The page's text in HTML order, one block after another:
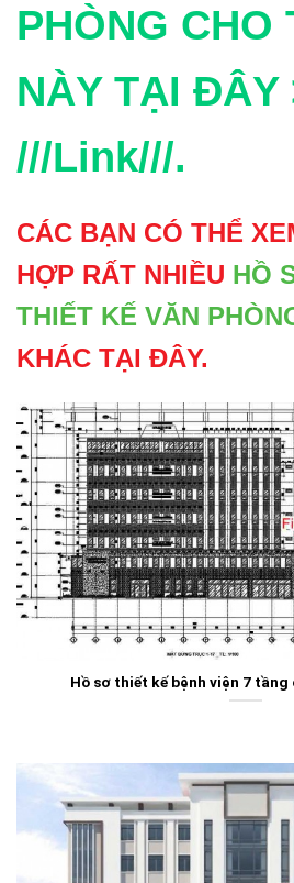
PHÒNG CHO
NÀY TẠI ĐÂY
///Link///.
CÁC BẠN CÓ THỂ
HỢP RẤT NHIỀU HỒ
THIẾT KẾ VĂN
KHÁC TẠI ĐÂY.
Hồ sơ thiết kế bệnh viện 7 tầng